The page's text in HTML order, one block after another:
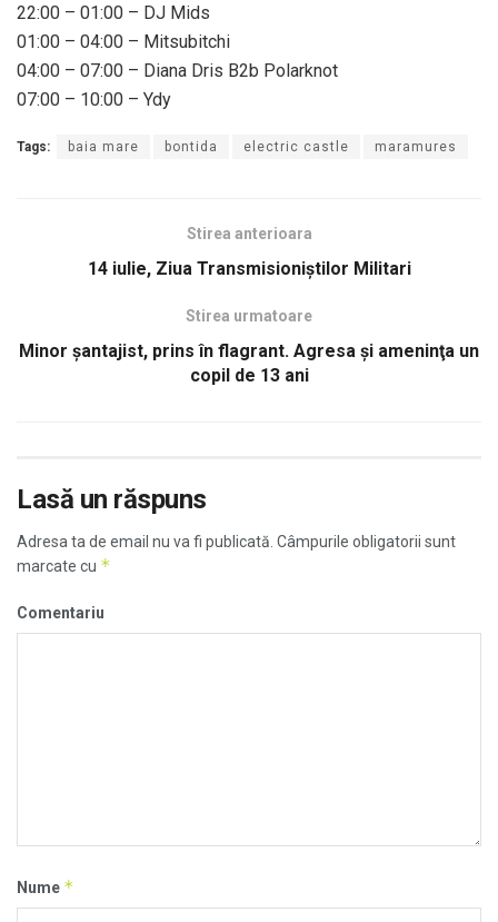
22:00 – 01:00 – DJ Mids
01:00 – 04:00 – Mitsubitchi
04:00 – 07:00 – Diana Dris B2b Polarknot
07:00 – 10:00 – Ydy
Tags: baia mare bontida electric castle maramures
Stirea anterioara
14 iulie, Ziua Transmisioniștilor Militari
Stirea urmatoare
Minor şantajist, prins în flagrant. Agresa şi ameninţa un
copil de 13 ani
Lasă un răspuns
Adresa ta de email nu va fi publicată. Câmpurile obligatorii sunt
marcate cu *
Comentariu
Nume *